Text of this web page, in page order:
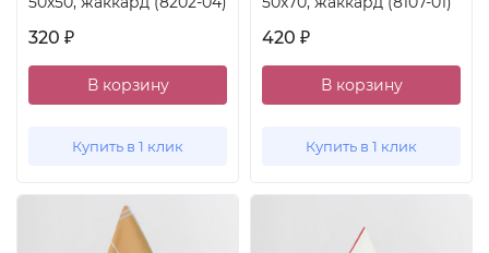
320 ₽
В корзину
Купить в 1 клик
420 ₽
В корзину
Купить в 1 клик